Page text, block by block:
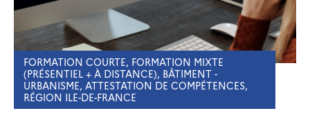
FORMATION COURTE, FORMATION MIXTE
(PRÉSENTIEL + À DISTANCE), BÂTIMENT -
URBANISME, ATTESTATION DE COMPÉTENCES,
RÉGION ILE-DE-FRANCE